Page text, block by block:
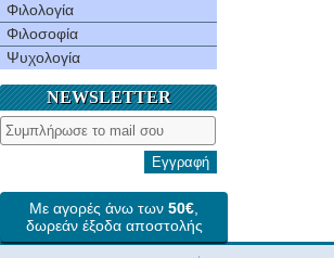
Φιλολογία
Φιλοσοφία
Ψυχολογία
NEWSLETTER
Εγγραφή
Με αγορές άνω των 50€
δωρεάν έξοδα αποστολής